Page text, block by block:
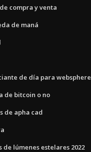
compra y venta
de maná
de día para websphere
de bitcoin o no
de apha cad
lúmenes estelares 2022